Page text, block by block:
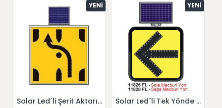
YENI
Solar Led´li Şerit Aktarımı Levhası 11724 S-LD
YENI
Solar Led´li Tek Yönde Uyarı Sağa Mecburi Yön